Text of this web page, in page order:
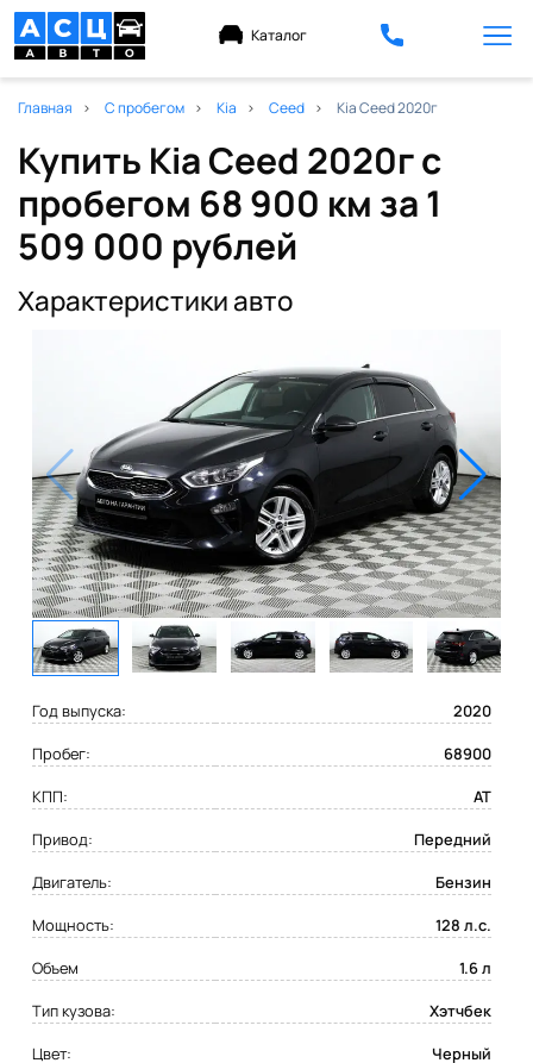
Каталог
Главная С пробегом Kia Ceed Kia Ceed 2020г
Купить Kia Ceed 2020г с
пробегом 68 900 км за 1
509 000 рублей
Характеристики авто
Год выпуска:
2020
Пробег:
68900
КПП:
AT
Привод:
Передний
Двигатель:
Бензин
Мощность:
128 л.с.
Объем
1.6 л
Тип кузова:
Хэтчбек
Цвет:
Черный